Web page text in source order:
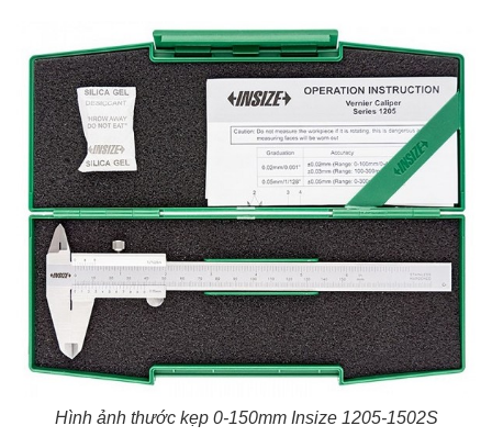
Hình ảnh thước kẹp 0-150mm Insize 1205-1502S